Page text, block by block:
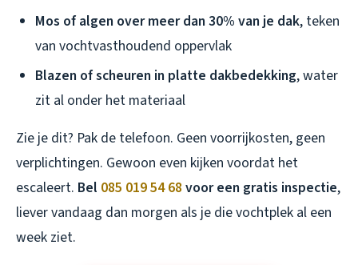
Mos of algen over meer dan 30% van je dak, teken
van vochtvasthoudend oppervlak
Blazen of scheuren in platte dakbedekking, water
zit al onder het materiaal
Zie je dit? Pak de telefoon. Geen voorrijkosten, geen
verplichtingen. Gewoon even kijken voordat het
escaleert. Bel 085 019 54 68 voor een gratis inspectie,
liever vandaag dan morgen als je die vochtplek al een
week ziet.